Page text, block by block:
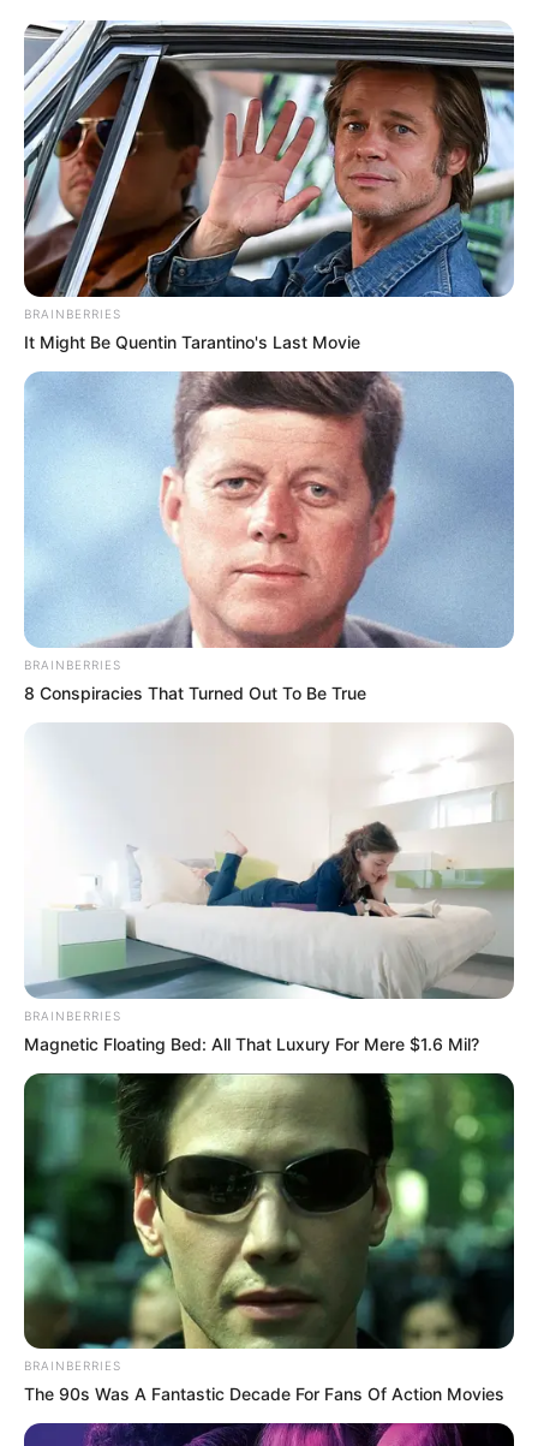
TAGS
ΕΥΒΟΙΑ
ΧΩΡΑΦΙ
BRAINBERRIES
It Might Be Quentin Tarantino's Last Movie
BRAINBERRIES
8 Conspiracies That Turned Out To Be True
BRAINBERRIES
Magnetic Floating Bed: All That Luxury For Mere $1.6 Mil?
BRAINBERRIES
The 90s Was A Fantastic Decade For Fans Of Action Movies